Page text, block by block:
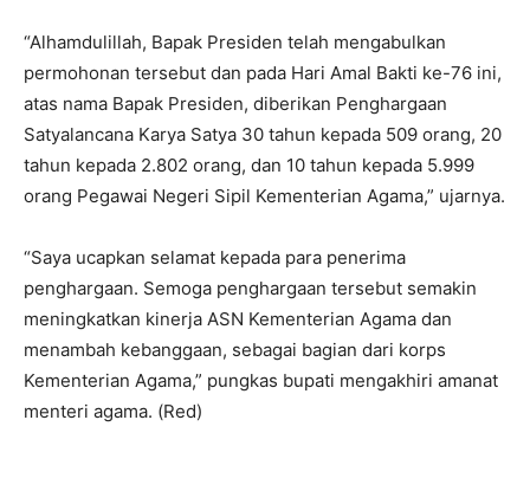
“Alhamdulillah, Bapak Presiden telah mengabulkan
permohonan tersebut dan pada Hari Amal Bakti ke-76 ini,
atas nama Bapak Presiden, diberikan Penghargaan
Satyalancana Karya Satya 30 tahun kepada 509 orang, 20
tahun kepada 2.802 orang, dan 10 tahun kepada 5.999
orang Pegawai Negeri Sipil Kementerian Agama,” ujarnya.
“Saya ucapkan selamat kepada para penerima
penghargaan. Semoga penghargaan tersebut semakin
meningkatkan kinerja ASN Kementerian Agama dan
menambah kebanggaan, sebagai bagian dari korps
Kementerian Agama,” pungkas bupati mengakhiri amanat
menteri agama. (Red)